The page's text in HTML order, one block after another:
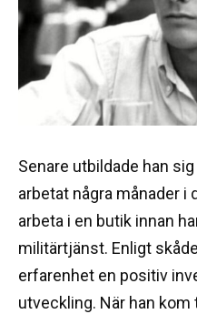
Senare utbildade han
arbetat några månader i
arbeta i en butik innan
militärtjänst. Enligt
erfarenhet en positiv
utveckling. När han